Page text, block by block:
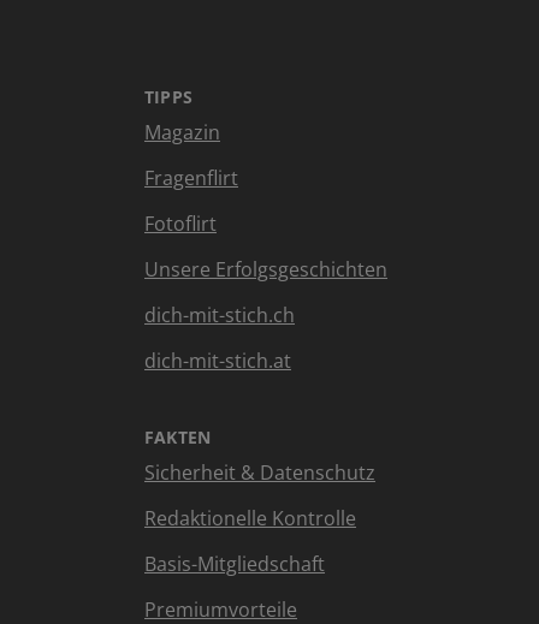
TIPPS
Magazin
Fragenflirt
Fotoflirt
Unsere Erfolgsgeschichten
dich-mit-stich.ch
dich-mit-stich.at
FAKTEN
Sicherheit & Datenschutz
Redaktionelle Kontrolle
Basis-Mitgliedschaft
Premiumvorteile